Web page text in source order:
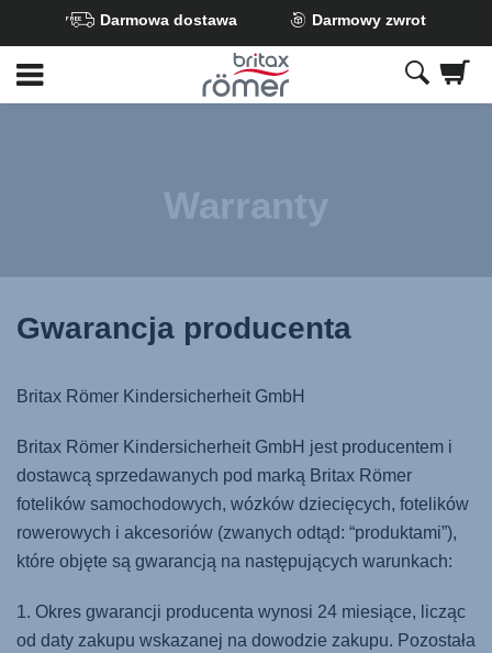
do
głównej
Darmowa dostawa Darmowy zwrot
Warranty
Gwarancja producenta
Britax Römer Kindersicherheit GmbH
Britax Römer Kindersicherheit GmbH jest producentem i
dostawcą sprzedawanych pod marką Britax Römer
fotelików samochodowych, wózków dziecięcych, fotelików
rowerowych i akcesoriów (zwanych odtąd: “produktami”),
które objęte są gwarancją na następujących warunkach:
1. Okres gwarancji producenta wynosi 24 miesiące, licząc
od daty zakupu wskazanej na dowodzie zakupu. Pozostała